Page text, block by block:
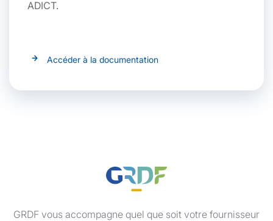
ADICT.
Accéder à la documentation
GRDF vous accompagne quel que soit votre fournisseur